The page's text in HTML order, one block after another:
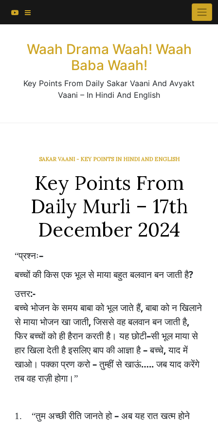
Waah Drama Waah! Waah
Baba Waah!
Key Points From Daily Sakar Vaani And Avyakt
Vaani – In Hindi And English
SAKAR VAANI - KEY POINTS IN HINDI AND ENGLISH
Key Points From
Daily Murli – 17th
December 2024
“प्रश्नः–
बच्चों की किस एक भूल से माया बहुत बलवान बन जाती है?
उत्तर:-
बच्चे भोजन के समय बाबा को भूल जाते हैं,बाबा को न खिलाने
से माया भोजन खा जाती,जिससे वह बलवान बन जाती है,
फिर बच्चों को ही हैरान करती है। यह छोटी–सी भूल माया से
हार खिला देती है इसलिए बाप की आज्ञा है–बच्चे,याद में
खाओ। पक्का प्रण करो–तुम्हीं से खाऊं…..जब याद करेंगे
तब वह राज़ी होगा।”
1. “तुम अच्छी रीति जानते हो– अब यह रात खत्म होने
×